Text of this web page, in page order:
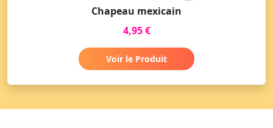
Chapeau mexicain
4,95 €
Voir le Produit